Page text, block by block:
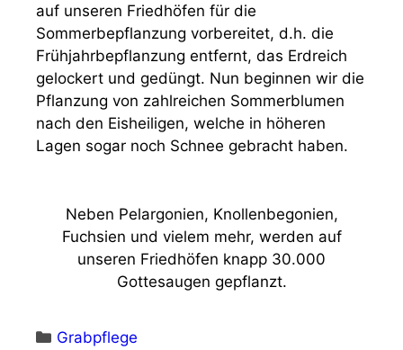
auf unseren Friedhöfen für die
Sommerbepflanzung vorbereitet, d.h. die
Frühjahrbepflanzung entfernt, das Erdreich
gelockert und gedüngt. Nun beginnen wir die
Pflanzung von zahlreichen Sommerblumen
nach den Eisheiligen, welche in höheren
Lagen sogar noch Schnee gebracht haben.
Neben Pelargonien, Knollenbegonien,
Fuchsien und vielem mehr, werden auf
unseren Friedhöfen knapp 30.000
Gottesaugen gepflanzt.
Kategorien
Grabpflege